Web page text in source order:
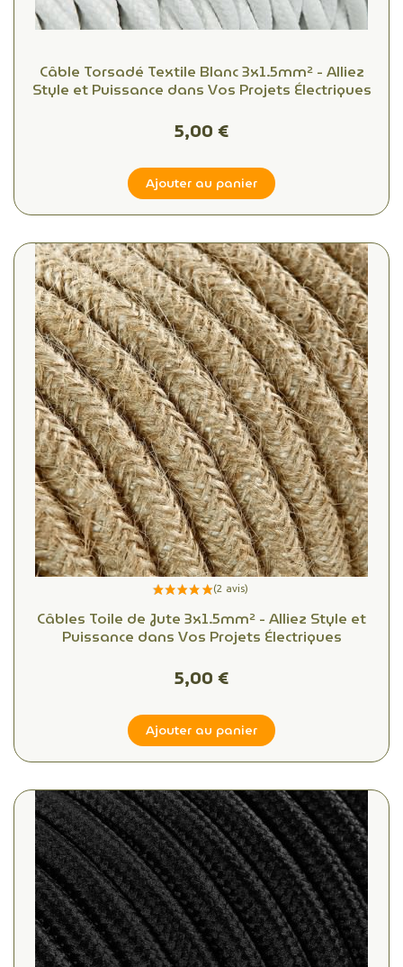
Câble Torsadé Textile Blanc 3x1.5mm² - Alliez
Style et Puissance dans Vos Projets Électriques
5,00 €
Ajouter au panier
Câbles Toile de Jute 3x1.5mm² - Alliez Style et
Puissance dans Vos Projets Électriques
5,00 €
Ajouter au panier